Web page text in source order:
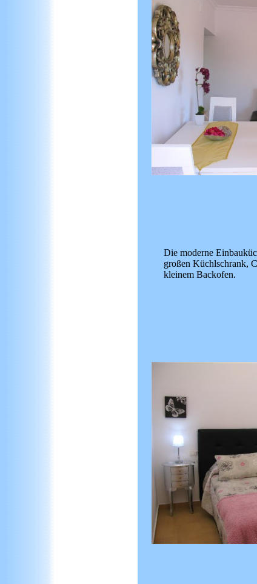
Die moderne
großen Küchlschrank,
kleinem Backofen.